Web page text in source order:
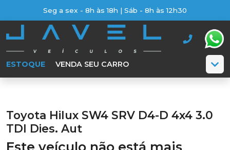
Seg a sex - 8h às 18h | Sáb - 8h às 12h30
ESTOQUE VENDA SEU CARRO
Toyota Hilux SW4 SRV D4-D 4x4 3.0
TDI Dies. Aut
Este veículo não está mais